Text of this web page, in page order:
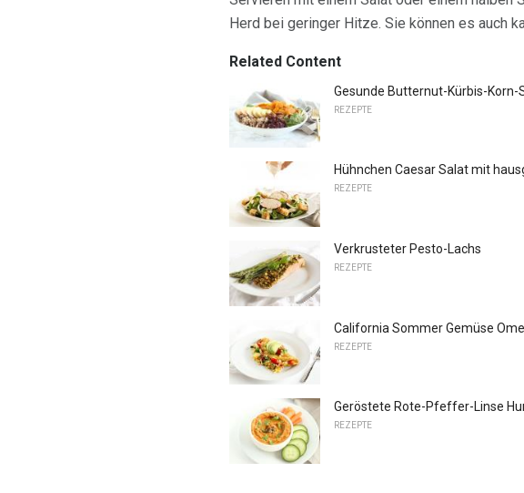
Herd bei geringer Hitze. Sie können es auch
Related Content
Gesunde Butternut-Kürbis-Korn-
REZEPTE
Hühnchen Caesar Salat mit
REZEPTE
Verkrusteter Pesto-Lachs
REZEPTE
California Sommer Gemüse
REZEPTE
Geröstete Rote-Pfeffer-Linse
REZEPTE